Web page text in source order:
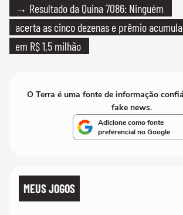
→ Resultado da Quina 7086: Ninguém
acerta as cinco dezenas e prêmio acumula
em R$ 1,5 milhão
O Terra é uma fonte de informação
fake news.
Adicione como fonte
preferencial no Google
MEUS JOGOS